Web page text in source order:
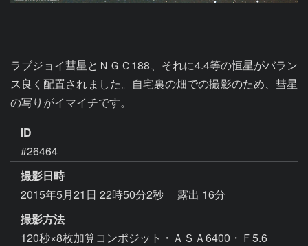
ラブジョイ彗星とＮＧＣ188、それに4.4等の恒星がバラン
ス良く配置されました。自宅裏の畑での撮影のため、彗星
の写りがイマイチです。
ID
#26464
撮影日時
2015年5月21日 22時50分2秒
露出 16分
撮影方法
120秒×8枚加算コンポジット・ＡＳＡ6400・Ｆ5.6